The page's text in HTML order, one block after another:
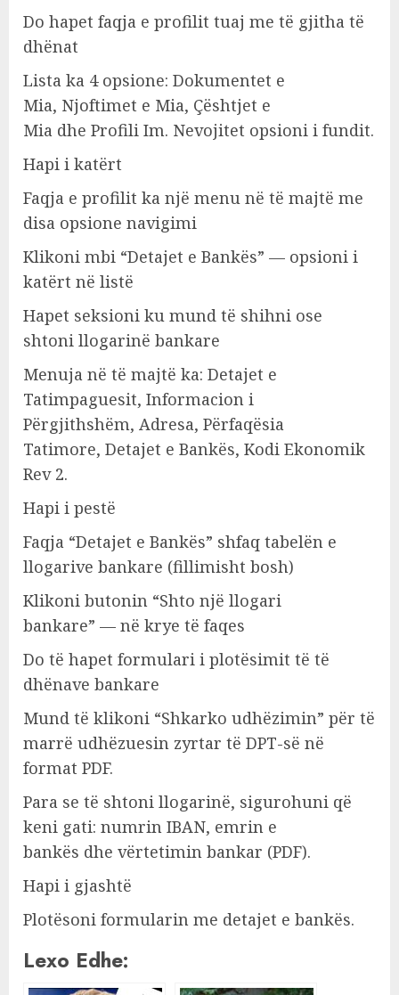
Do hapet faqja e profilit tuaj me të gjitha të
dhënat
Lista ka 4 opsione: Dokumentet e
Mia, Njoftimet e Mia, Çështjet e
Mia dhe Profili Im. Nevojitet opsioni i fundit.
Hapi i katërt
Faqja e profilit ka një menu në të majtë me
disa opsione navigimi
Klikoni mbi “Detajet e Bankës” — opsioni i
katërt në listë
Hapet seksioni ku mund të shihni ose
shtoni llogarinë bankare
Menuja në të majtë ka: Detajet e
Tatimpaguesit, Informacion i
Përgjithshëm, Adresa, Përfaqësia
Tatimore, Detajet e Bankës, Kodi Ekonomik
Rev 2.
Hapi i pestë
Faqja “Detajet e Bankës” shfaq tabelën e
llogarive bankare (fillimisht bosh)
Klikoni butonin “Shto një llogari
bankare” — në krye të faqes
Do të hapet formulari i plotësimit të të
dhënave bankare
Mund të klikoni “Shkarko udhëzimin” për të
marrë udhëzuesin zyrtar të DPT-së në
format PDF.
Para se të shtoni llogarinë, sigurohuni që
keni gati: numrin IBAN, emrin e
bankës dhe vërtetimin bankar (PDF).
Hapi i gjashtë
Plotësoni formularin me detajet e bankës.
Lexo Edhe: